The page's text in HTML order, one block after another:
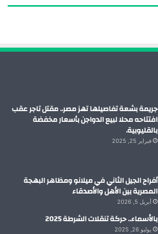
م
جريمة بشعة تفاصيلها تهز مصر.. مقتل تاجر عقب
افتتاحه محلا لبيع الدواجن بأسعار مخفضة
بالقليوبية.
فبراير 25, 2025
أفراح الجيل الثاني في ميلانو ومظاهر البهجة
المصرية بين الأهل والأصدقاء
أبريل 5, 2026
بالأسماء.. حركة تنقلات الشرطة 2025
يوليو 26, 2025